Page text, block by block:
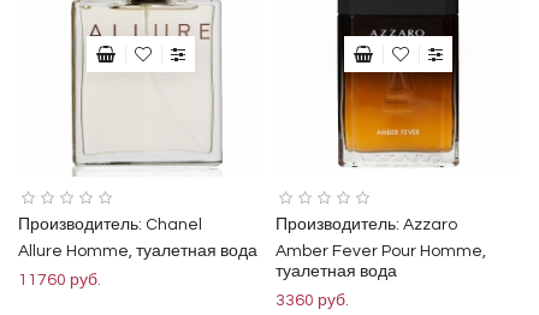
Производитель: Chanel
Allure Homme, туалетная вода
11760 руб.
Производитель: Azzaro
Amber Fever Pour Homme,
туалетная вода
3360 руб.